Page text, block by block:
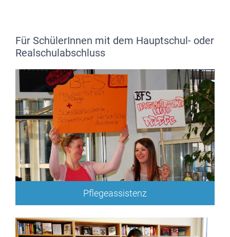
Für SchülerInnen mit dem Hauptschul- oder
Realschulabschluss
Pflegeassistenz